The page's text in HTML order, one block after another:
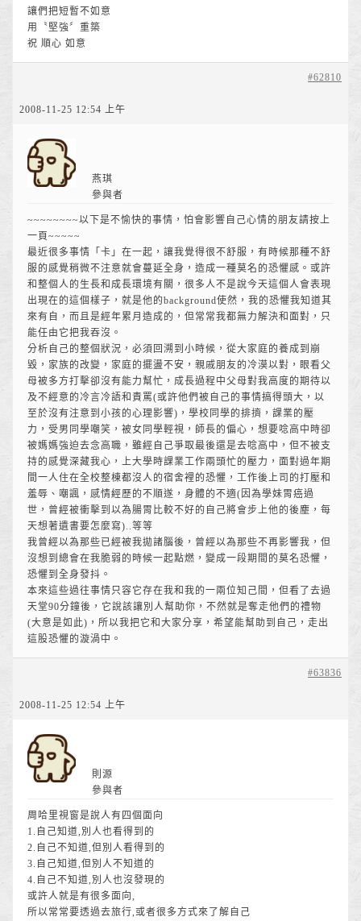
讓們把短暫不如意
用〝堅強〞重築
祝 順心 如意
2008-11-25 12:54 上午
#62810
燕琪
參與者
~~~~~~~~以下是不愉快的事情，怕會影響自己心情的朋友請按上
一頁~~~~~
最近很多事情「卡」在一起，讓我覺得很不舒服，有時候那種不舒
服的感覺稍微不注意就會蔓延全身，造成一種莫名的恐懼感。或許
和整個人的生長和成長環境有關，很多人不是說今天這個人會表現
出現在的這個樣子，就是他的background使然，我的恐懼我知道其
來有自，而且是經年累月造成的，但常常我都無力解決和面對，只
能任由它把我吞沒。
分析自己的整個狀況，必須回溯到小時候，從大家庭的養成到崩
毀，家族的改變，家庭的擺盪不安，親戚朋友的冷漠以對，眼看父
母被多方打擊卻沒有能力幫忙，成長過程中父母對我高度的期待以
及不經意的冷言冷語和責罵(或許他們被自己的事情搞得頭大，以
至於沒有注意到小孩的心理影響)，學校同學的排擠，課業的壓
力，受男同學嘲笑，被女同學輕視，師長的偏心，想要唸高中時卻
被媽媽強迫去念高職，雖經自己爭取最後還是去唸高中，但不被支
持的感覺深藏我心，上大學時課業工作兩頭忙的壓力，面對過年期
間一人住在全校整棟都沒人的宿舍裡的恐懼，工作後上司的打壓和
羞辱、嘲諷，感情經歷的不順遂，身體的不適(因為學妹胃癌過
世，曾經被衝擊到以為腸胃比較不好的自己將會步上他的後塵，每
天想著遺書要怎麼寫)..等等
我曾經以為那些已經被我拋諸腦後，曾經以為那些不再影響我，但
沒想到總會在我脆弱的時候一起點燃，變成一段期間的莫名恐懼，
恐懼到全身發抖。
本來這些過往事情只容它存在我和我的一兩位知己間，但看了去過
天堂90分鐘後，它說該讓別人幫助你，不然就是奪走他們的禮物
(大意是如此)，所以我把它和大家分享，希望能幫助到自己，走出
這股恐懼的漩渦中。
2008-11-25 12:54 上午
#63836
則源
參與者
周哈里視窗是說人有四個面向
1.自己知道,別人也看得到的
2.自己不知道,但別人看得到的
3.自己知道,但別人不知道的
4.自己不知道,別人也沒發現的
或許人就是有很多面向,
所以常常要透過去旅行,或者很多方式來了解自己